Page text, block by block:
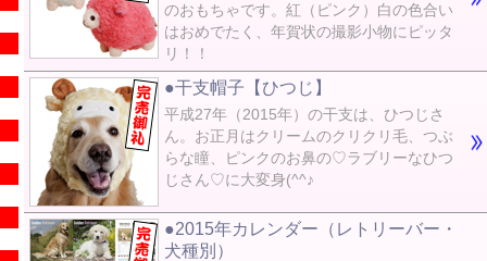
のおもちゃです。紅（ピンク）白の色合い
はおめでたく、年賀状の撮影小物にピッタ
リ！！
●干支帽子【ひつじ】
平成27年（2015年）の干支は、ひつじさ
ん。お正月はクリームのクリクリ毛、つぶ
らな瞳、ピンクのお鼻の♡ラブリーなひつ
じさん♡に大変身(^^♪
●2015年カレンダー（レトリーバー・
犬種別）